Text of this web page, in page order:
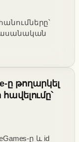
ը թողարկել
ը և id